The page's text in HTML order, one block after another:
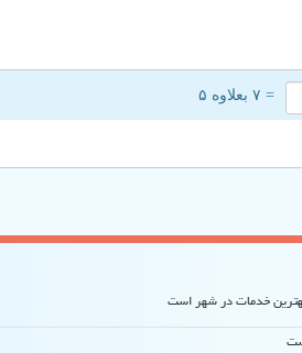
= ۷ بعلاوه ۵
خدمات در شهر است